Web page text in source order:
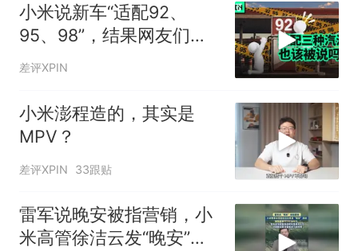
回大海 目击者直呼震惊 （视频
来源：参考消息）
热 西班牙飞地休达边境，摩洛
哥士兵搬起大石块投向移民引
争议，此前一天内数万人从摩
小米说新车“适配92、
95、98”，结果网友们就
吵起来了
差评XPIN
小米澎程造的，其实是
MPV？
差评XPIN 33跟贴
雷军说晚安被指营销，小
米高管徐洁云发“晚安”回